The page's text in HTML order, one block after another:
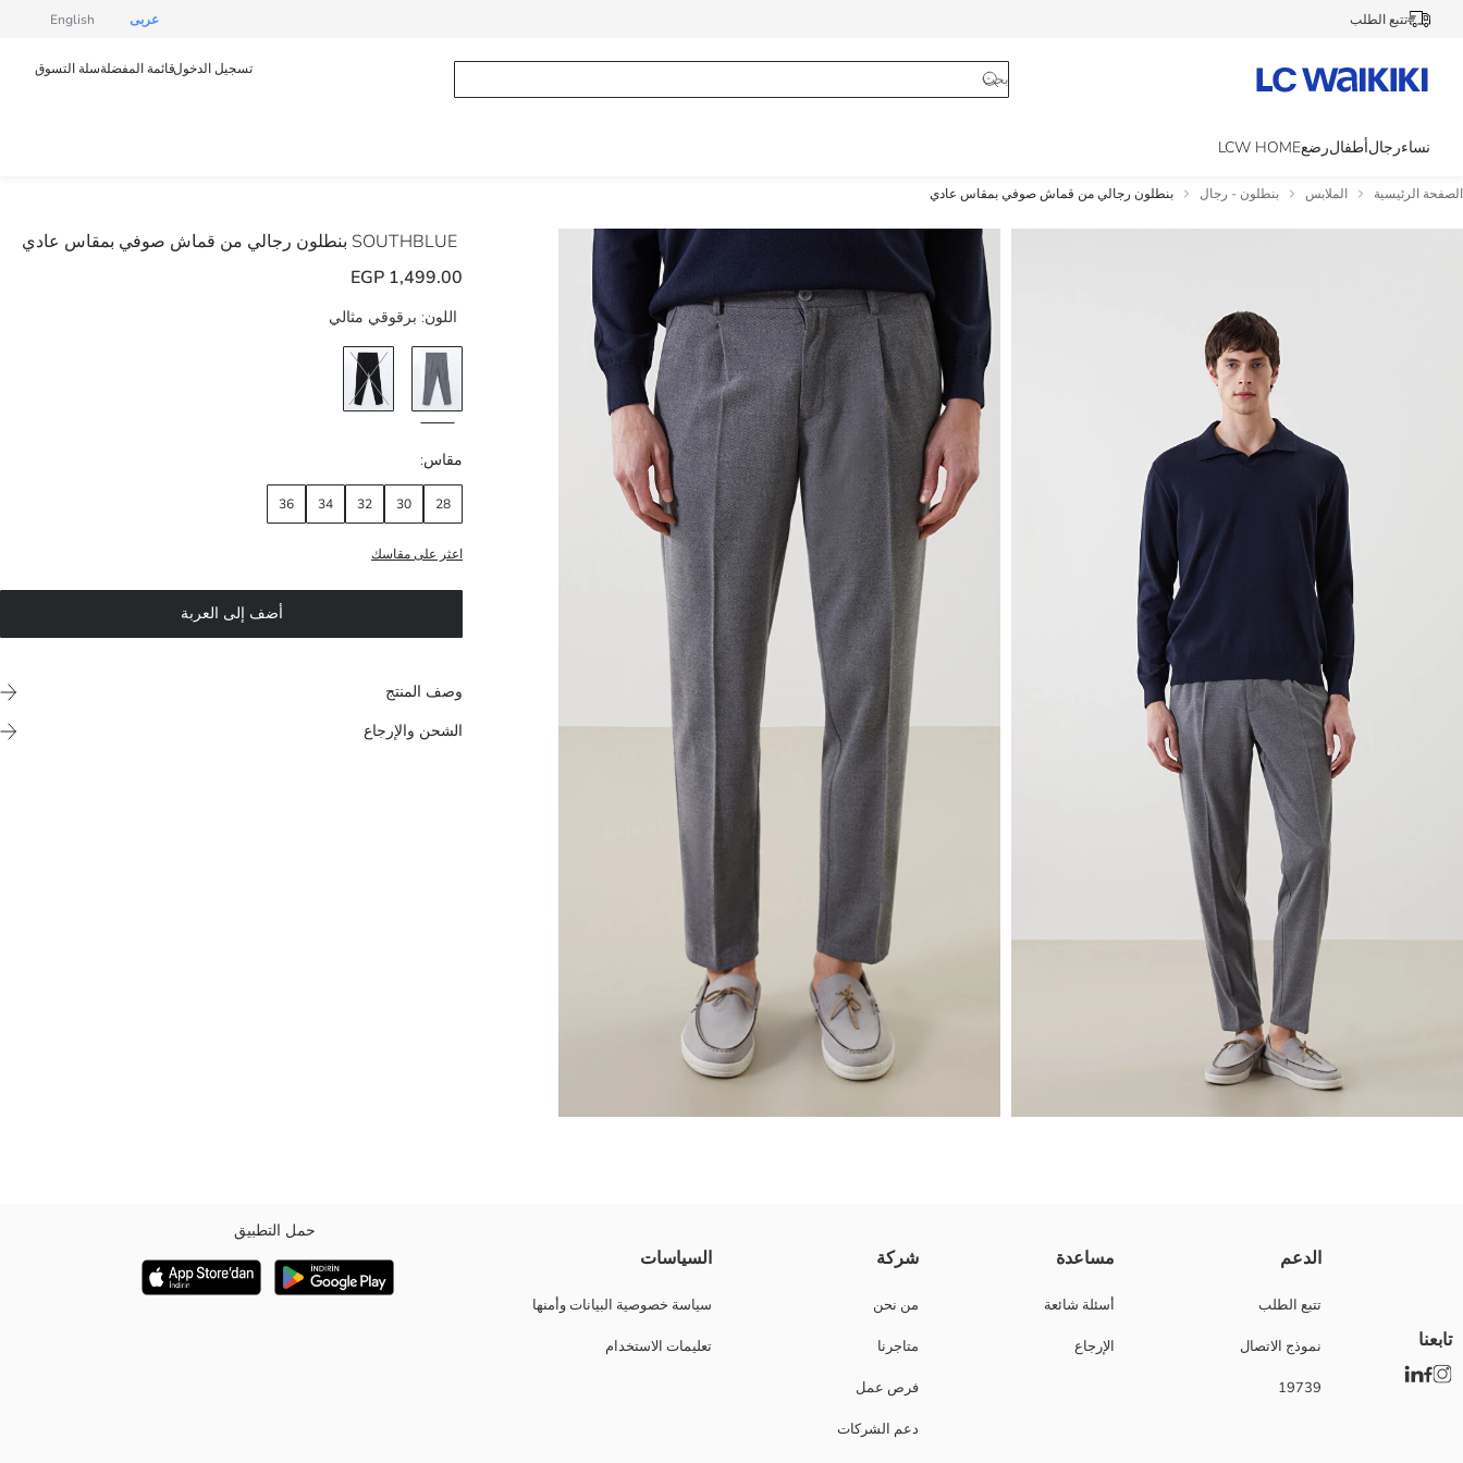
تتبع الطلب عربى English
تسجيل الدخولقائمة المفضلةسلة التسوق
نساءرجالأطفالرضعLCW HOME
الصفحة الرئيسية الملابس بنطلون - رجال بنطلون رجالي من قماش صوفي بمقاس عادي
SOUTHBLUE بنطلون رجالي من قماش صوفي بمقاس عادي
1,499.00 EGP
اللون: برقوقي مثالي
مقاس:
28
30
32
34
36
اعثر على مقاسك
أضف إلى العربة
وصف المنتج
الشحن والإرجاع
Main Fabric:
بلد المنشأ:
نوع الجسد:
الدعم
تتبع الطلب
نموذج الاتصال
19739
مساعدة
أسئلة شائعة
الإرجاع
شركة
من نحن
متاجرنا
فرص عمل
دعم الشركات
السياسات
سياسة خصوصية البيانات وأمنها
تعليمات الاستخدام
حمل التطبيق
تابعنا